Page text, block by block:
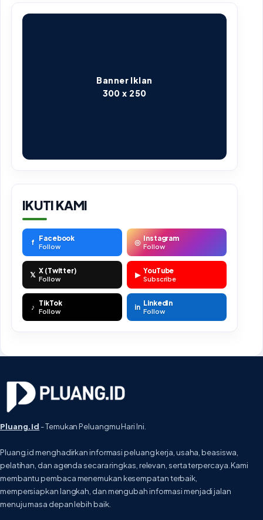
Banner Iklan
300 x 250
IKUTI KAMI
f Facebook
Follow ◎ Instagram
Follow
𝕏 X (Twitter)
Follow ▶ YouTube
Subscribe
♪ TikTok
Follow in LinkedIn
Follow
Pluang.id - Temukan Peluangmu Hari Ini.
Pluang.id menghadirkan informasi peluang kerja, usaha, beasiswa,
pelatihan, dan agenda secara ringkas, relevan, serta terpercaya. Kami
membantu pembaca menemukan kesempatan terbaik,
mempersiapkan langkah, dan mengubah informasi menjadi jalan
menuju masa depan lebih baik.